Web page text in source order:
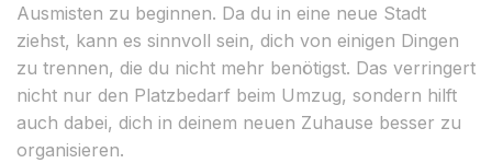
Ausmisten zu beginnen. Da du in eine neue Stadt
ziehst, kann es sinnvoll sein, dich von einigen Dingen
zu trennen, die du nicht mehr benötigst. Das verringert
nicht nur den Platzbedarf beim Umzug, sondern hilft
auch dabei, dich in deinem neuen Zuhause besser zu
organisieren.